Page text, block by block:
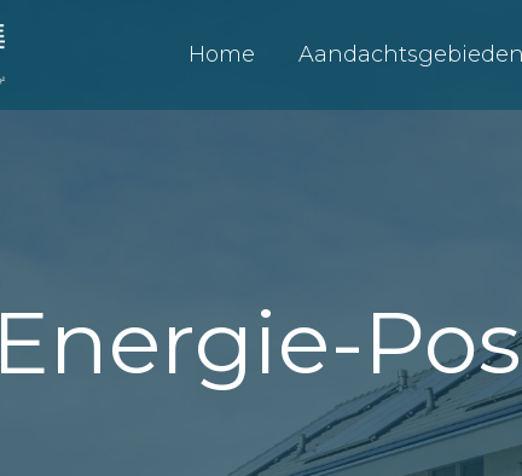
Home Aandachtsgebieden
Energie-